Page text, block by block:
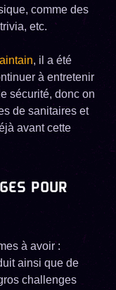
comme des
etc.
, il a été
à entretenir
sécurité, donc on
de sanitaires et
avant cette
POUR
à avoir :
ainsi que de
challenges